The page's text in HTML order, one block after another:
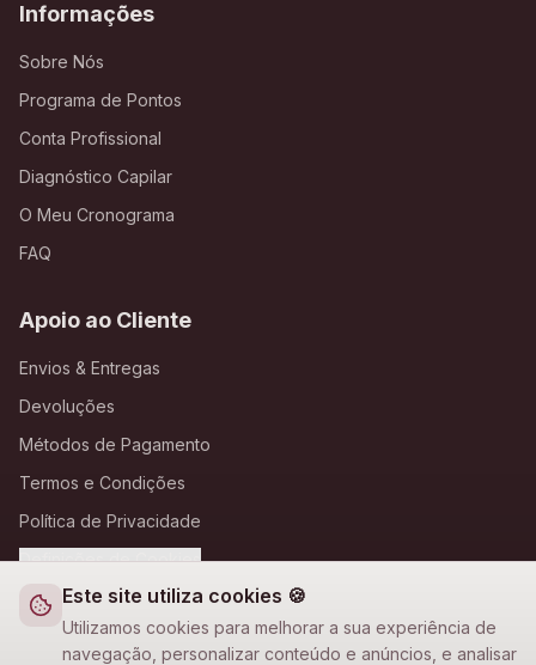
Este site utiliza cookies 🍪
Utilizamos cookies para melhorar a sua experiência de
navegação, personalizar conteúdo e anúncios, e analisar
Informações
Sobre Nós
Programa de Pontos
Conta Profissional
Diagnóstico Capilar
O Meu Cronograma
FAQ
Apoio ao Cliente
Envios & Entregas
Devoluções
Métodos de Pagamento
Termos e Condições
Política de Privacidade
Definições de Cookies
A Loja Nova